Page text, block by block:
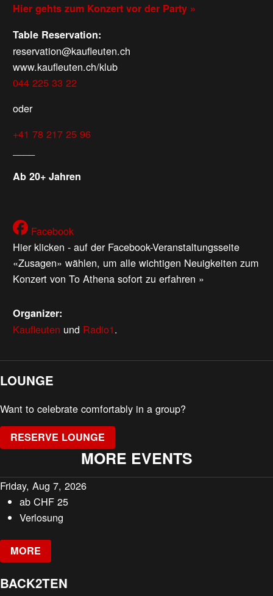
Hier gehts zum Konzert vor der Party »
Table Reservation:
reservation@kaufleuten.ch
www.kaufleuten.ch/klub
044 225 33 22
oder
+41 78 217 25 96
Ab 20+ Jahren
Facebook
Hier klicken - auf der Facebook-Veranstaltungsseite
«Zusagen» wählen, um alle wichtigen Neuigkeiten zum
Konzert von To Athena sofort zu erfahren »
Organizer:
Kaufleuten und Radio1.
LOUNGE
Want to celebrate comfortably in a group?
RESERVE LOUNGE
MORE EVENTS
Friday, Aug 7, 2026
abCHF 25
Verlosung
MORE
BACK2TEN